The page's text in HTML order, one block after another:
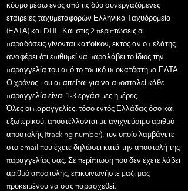
κόσμο μέσω ενός από τις δύο συνεργαζόμενες
εταιρείες ταχυμεταφορών Ελληνικά Ταχυδρομεία
(ΕΛΤΑ) και DHL. Και στις 2 περιπτώσεις οι
παραδόσεις γίνονται κατ'οίκον, εκτός αν ο πελάτης
αναφέρει ότι επιθυμεί να παραλάβει το ίδιος την
παραγγελία του από το τοπικό υποκατάστημα ΕΛΤΑ.
Ο χρόνος που απαιτείται για να αποσταλεί κάθε
παραγγελία είναι 1-3 εργάσιμες ημέρες.
​Όλες οι παραγγελίες, τόσο εντός Ελλάδας όσο και
εξωτερικού, αποστέλλονται με ανιχνεύσιμο αριθμό
αποστολής (tracking number), τον οποίο λαμβάνετε
στο email που έχετε δηλώσει κατά την αποστολή της
παραγγελίας σας. Σε περίπτωση που δεν έχετε λάβει
αριθμό αποστολής, επικοινωνήστε μαζί μας
προκειμένου να σας παρασχεθεί.